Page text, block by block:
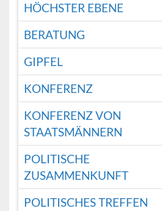
HÖCHSTER EBENE
BERATUNG
GIPFEL
KONFERENZ
KONFERENZ VON
STAATSMÄNNERN
POLITISCHE
ZUSAMMENKUNFT
POLITISCHES TREFFEN